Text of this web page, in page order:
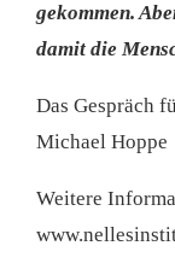
gekommen.
damit die
Das Gespräch
Michael Hoppe
Weitere